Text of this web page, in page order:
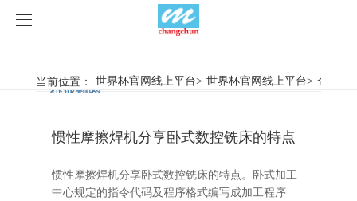
世界杯官网线上平台
旋弧焊机
摩擦焊机
产品视频
世界杯官网线上平台
当前位置： 世界杯官网线上平台> 世界杯官网线上平台> 企业动
行业新闻
企业动态
惯性摩擦焊机分享卧式数控铣床的特点
惯性摩擦焊机分享卧式数控铣床的特点。卧式加工
中心规定的指令代码及程序格式编写成加工程序